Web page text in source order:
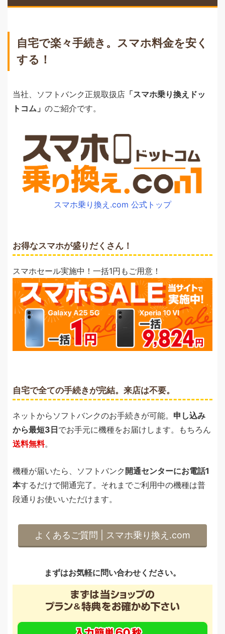
自宅で楽々手続き。スマホ料金を安く
する！
当社、ソフトバンク正規取扱店 「スマホ乗り換えドッ
トコム」 のご紹介です。
スマホ乗り換え.com 公式トップ
お得なスマホが盛りだくさん！
スマホセール実施中！一括1円もご用意！
自宅で全ての手続きが完結。来店は不要。
ネットからソフトバンクのお手続きが可能。 申し込み
から最短3日でお手元に機種をお届けします。もちろん
送料無料。
機種が届いたら、ソフトバンク 開通センターにお電話1
本するだけで開通完了。それまでご利用中の機種は普
段通りお使いいただけます。
よくあるご質問 | スマホ乗り換え.com
まずはお気軽に問い合わせください。